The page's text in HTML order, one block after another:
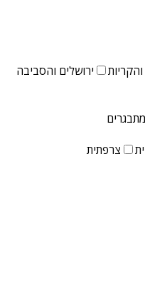
ירושלים והסביבה
מתבגרים
צרפתית